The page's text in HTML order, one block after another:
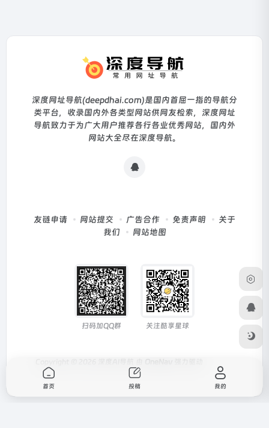
深度网址导航(deepdhai.com)是国内首屈一指的导航分
类平台，收录国内外各类型网站供网友检索，深度网址
导航致力于为广大用户推荐各行各业优秀网站，国内外
网站大全尽在深度导航。
友链申请 网站提交 广告合作 免责声明
关于
我们
网站地图
扫码加QQ群 关注酷享星球
首页 投稿 我的